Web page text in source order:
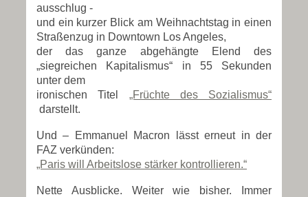
ausschlug -
und ein kurzer Blick am Weihnachtstag in einen
Straßenzug in Downtown Los Angeles,
der das ganze abgehängte Elend des
„siegreichen Kapitalismus“ in 55 Sekunden
unter dem
ironischen Titel „Früchte des Sozialismus“
darstellt.
Und – Emmanuel Macron lässt erneut in der
FAZ verkünden:
„Paris will Arbeitslose stärker kontrollieren.“
Nette Ausblicke. Weiter wie bisher. Immer